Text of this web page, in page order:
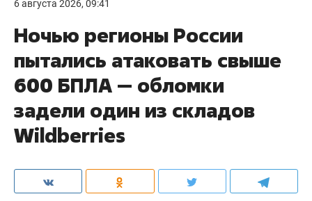
6 августа 2026, 09:41
Ночью регионы России
пытались атаковать свыше
600 БПЛА — обломки
задели один из складов
Wildberries